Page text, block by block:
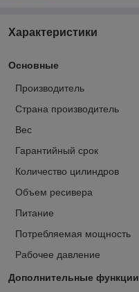
Характеристики
Основные
Производитель
Страна производитель
Вес
Гарантийный срок
Количество цилиндров
Объем ресивера
Питание
Потребляемая мощность
Рабочее давление
Дополнительные функции